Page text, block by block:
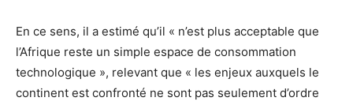
En ce sens, il a estimé qu’il « n’est plus acceptable que
l’Afrique reste un simple espace de consommation
technologique », relevant que « les enjeux auxquels le
continent est confronté ne sont pas seulement d’ordre